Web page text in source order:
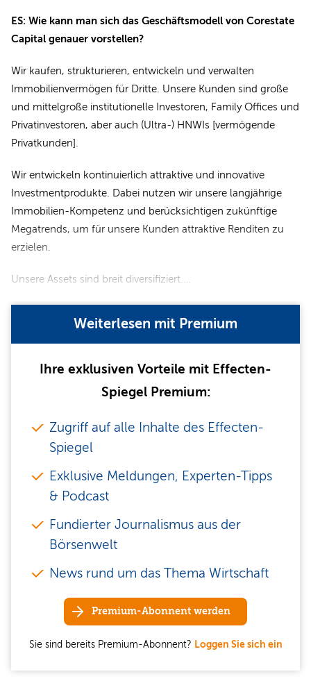
ES: Wie kann man sich das Geschäftsmodell von Corestate
Capital genauer vorstellen?
Wir kaufen, strukturieren, entwickeln und verwalten
Immobilienvermögen für Dritte. Unsere Kunden sind große
und mittelgroße institutionelle Investoren, Family Offices und
Privatinvestoren, aber auch (Ultra-) HNWIs [vermögende
Privatkunden].
Wir entwickeln kontinuierlich attraktive und innovative
Investmentprodukte. Dabei nutzen wir unsere langjährige
Immobilien-Kompetenz und berücksichtigen zukünftige
Megatrends, um für unsere Kunden attraktive Renditen zu
erzielen.
Unsere Assets sind breit diversifiziert.…
Weiterlesen mit Premium
Ihre exklusiven Vorteile mit Effecten-
Spiegel Premium:
Zugriff auf alle Inhalte des Effecten-
Spiegel
Exklusive Meldungen, Experten-Tipps
& Podcast
Fundierter Journalismus aus der
Börsenwelt
News rund um das Thema Wirtschaft
Premium-Abonnent werden
Sie sind bereits Premium-Abonnent? Loggen Sie sich ein